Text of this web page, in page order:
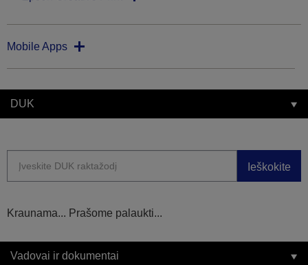
Mobile Apps
DUK
Ieškokite
Kraunama... Prašome palaukti...
Vadovai ir dokumentai